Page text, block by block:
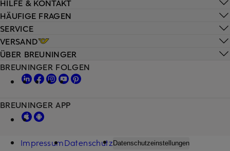
HILFE & KONTAKT
HÄUFIGE FRAGEN
SERVICE
VERSAND
ÜBER BREUNINGER
BREUNINGER FOLGEN
BREUNINGER APP
ImpressumDatenschutz Datenschutzeinstellungen